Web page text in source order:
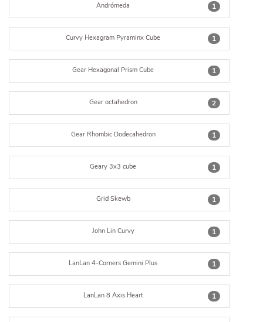
1
Andrómeda
1
Curvy Hexagram Pyraminx Cube
1
Gear Hexagonal Prism Cube
2
Gear octahedron
1
Gear Rhombic Dodecahedron
1
Geary 3x3 cube
1
Grid Skewb
1
John Lin Curvy
1
LanLan 4-Corners Gemini Plus
1
LanLan 8 Axis Heart